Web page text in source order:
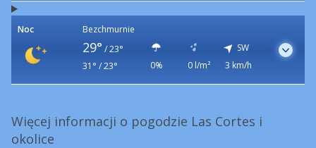
Noc Bezchmurnie
29° / 23°
31° / 23°
0% 0 l/m²
SW
3 km/h
Więcej informacji o pogodzie Las Cortes i
okolice